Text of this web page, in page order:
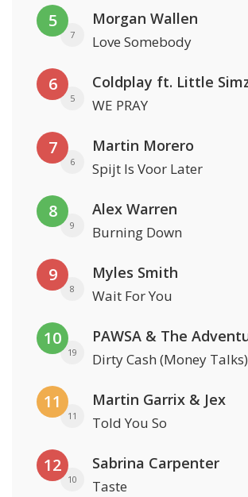
5
7
Morgan Wallen
Love Somebody
6
5 WE PRAY
7
6
Martin Morero
Spijt Is Voor Later
8
9
Alex Warren
Burning Down
9
8
Myles Smith
Wait For You
10
19 Dirty Cash (Money Talks)
11
11
Martin Garrix & Jex
Told You So
12
10
Sabrina Carpenter
Taste